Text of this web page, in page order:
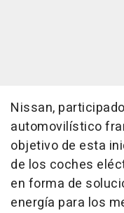
Nissan,
automovilístico
objetivo de esta
de los coches
en forma de
energía para los